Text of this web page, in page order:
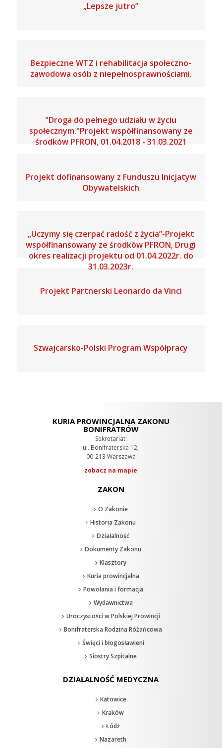
„Lepsze jutro”
Bezpieczne WTZ i rehabilitacja społeczno-
zawodowa osób z niepełnosprawnościami.
"Droga do pełnego udziału w życiu
społecznym."Projekt współfinansowany ze
środków PFRON, 01.04.2018 - 31.03.2021
Projekt dofinansowany z Funduszu Inicjatyw
Obywatelskich
„Uczymy się czerpać radość z życia”-Projekt
współfinansowany ze środków PFRON, Drugi
okres realizacji projektu od 01.04.2022r. do
31.03.2023r.
Projekt Partnerski Leonardo da Vinci
Szwajcarsko-Polski Program Współpracy
KURIA PROWINCJALNA ZAKONU
BONIFRATRÓW
Sekretariat:
ul. Bonifraterska 12,
00-213 Warszawa
zobacz na mapie
ZAKON
O Zakonie
Historia Zakonu
Działalność
Dokumenty Zakonu
Klasztory
Kuria prowincjalna
Powołania i formacja
Wydawnictwa
Uroczystości w Polskiej Prowincji
Bonifraterska Rodzina Różańcowa
Święci i błogosławieni
Siostry Szpitalne
DZIAŁALNOŚĆ MEDYCZNA
Katowice
Kraków
Łódź
Nazareth